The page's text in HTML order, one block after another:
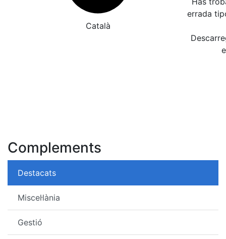
Català
errada
Complements
Destacats
Miscel·lània
Gestió